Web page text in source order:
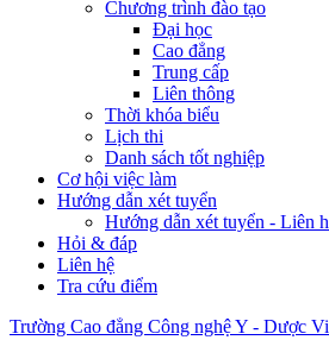
Chương trình đào tạo
Đại học
Cao đẳng
Trung cấp
Liên thông
Thời khóa biểu
Lịch thi
Danh sách tốt nghiệp
Cơ hội việc làm
Hướng dẫn xét tuyển
Hướng dẫn xét tuyển - Liên
Hỏi & đáp
Liên hệ
Tra cứu điểm
Trường Cao đẳng Công nghệ Y - Dược